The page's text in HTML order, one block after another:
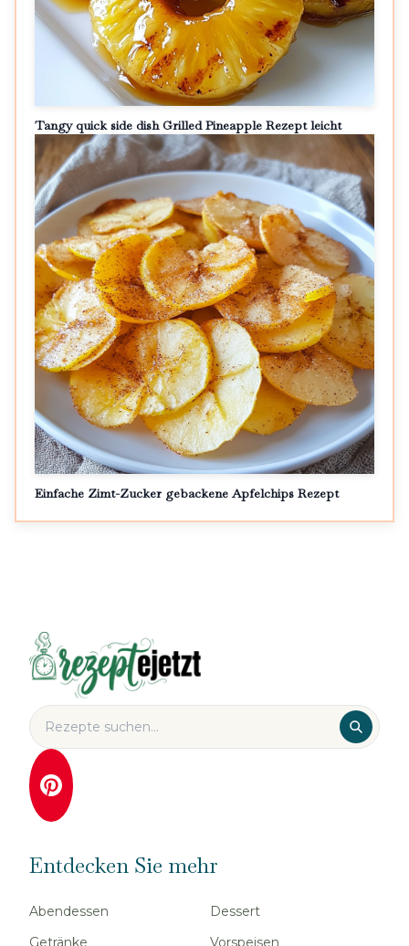
Tangy quick side dish Grilled Pineapple Rezept leicht
Einfache Zimt-Zucker gebackene Apfelchips Rezept
Entdecken Sie mehr
Abendessen
Dessert
Getränke
Vorspeisen